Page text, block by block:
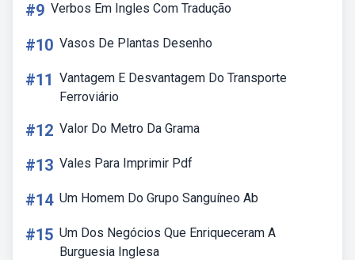
#9 Verbos Em Ingles Com Tradução
#10 Vasos De Plantas Desenho
#11 Vantagem E Desvantagem Do Transporte
Ferroviário
#12 Valor Do Metro Da Grama
#13 Vales Para Imprimir Pdf
#14 Um Homem Do Grupo Sanguíneo Ab
#15 Um Dos Negócios Que Enriqueceram A
Burguesia Inglesa